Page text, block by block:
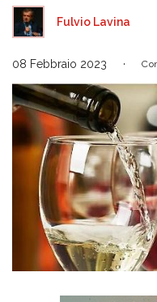
Fulvio Lavina
08 Febbraio 2023